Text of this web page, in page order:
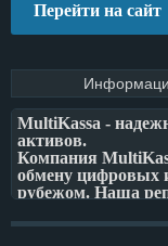
Перейти на сайт
MultiKassa -
активов.
Компания
обмену цифровых
рубежом. Наша
клиентами.